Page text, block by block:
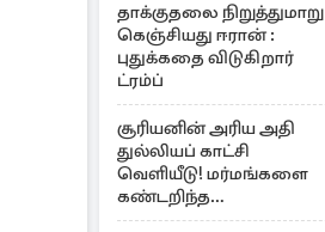
தாக்குதலை நிறுத்துமாறு
கெஞ்சியது ஈரான் :
புதுக்கதை விடுகிறார்
ட்ரம்ப்
சூரியனின் அரிய அதி
துல்லியப் காட்சி
வெளியீடு! மர்மங்களை
கண்டறிந்த
விஞ்ஞானிகள்